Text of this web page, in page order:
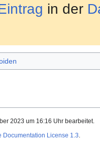
in der
2023 um 16:16 Uhr bearbeitet.
Documentation License 1.3.